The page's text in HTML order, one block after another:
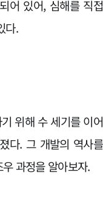
어 있어, 심해를 직접
다.
위해 수 세기를 이어
다. 그 개발의 역사를
과정을 알아보자.